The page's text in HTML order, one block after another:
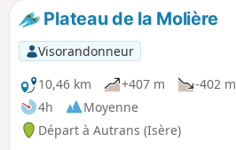
Plateau de la Molière
Visorandonneur
10,46 km
+407 m
-402 m
4h
Moyenne
Départ à Autrans (Isère)